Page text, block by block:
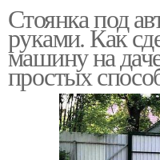
Стоянка под
руками. Как
машину на
простых